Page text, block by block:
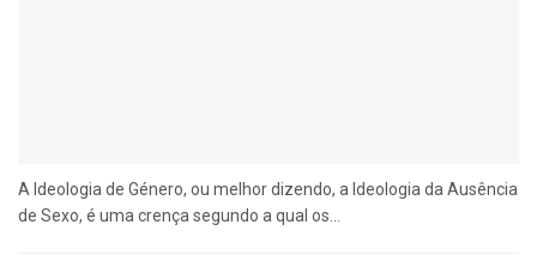
A Ideologia de Género, ou melhor dizendo, a Ideologia da Ausência
de Sexo, é uma crença segundo a qual os...